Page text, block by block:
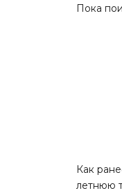
Пока
Как
летнюю